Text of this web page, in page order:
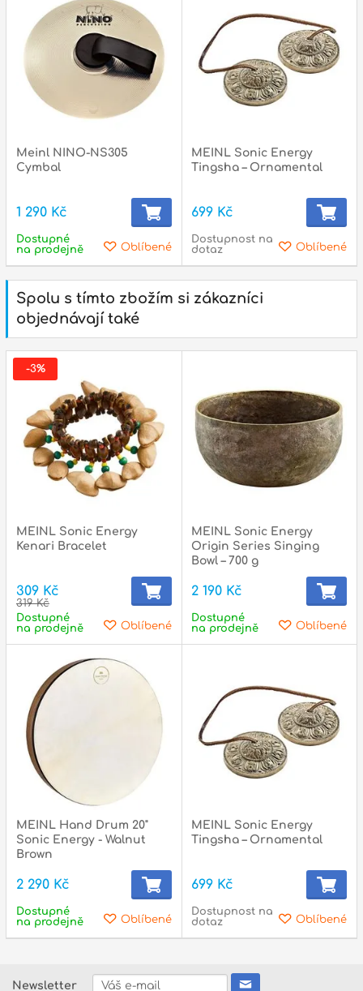
Meinl NINO-NS305
Cymbal
1 290 Kč
Oblíbené
Dostupné
na prodejně
MEINL Sonic Energy
Tingsha – Ornamental
699 Kč
Oblíbené
Dostupnost na
dotaz
Spolu s tímto zbožím si zákazníci
objednávají také
MEINL Sonic Energy
Kenari Bracelet
309 Kč
319 Kč
Oblíbené
Dostupné
na prodejně
-3%
MEINL Sonic Energy
Origin Series Singing
Bowl – 700 g
2 190 Kč
Oblíbené
Dostupné
na prodejně
MEINL Hand Drum 20"
Sonic Energy - Walnut
Brown
2 290 Kč
Oblíbené
Dostupné
na prodejně
MEINL Sonic Energy
Tingsha – Ornamental
699 Kč
Oblíbené
Dostupnost na
dotaz
Newsletter